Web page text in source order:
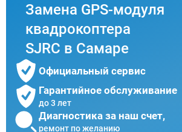
Замена GPS-модуля
квадрокоптера
SJRC в Самаре
Официальный сервис
Гарантийное обслуживание
до 3 лет
Диагностика за наш счет,
ремонт по желанию